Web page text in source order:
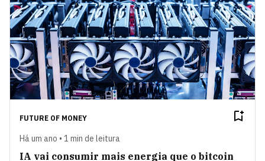
FUTURE OF MONEY
Há um ano • 1 min de leitura
IA vai consumir mais energia que o bitcoin